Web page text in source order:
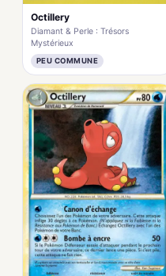
Octillery
Diamant & Perle : Trésors
Mystérieux
PEU COMMUNE